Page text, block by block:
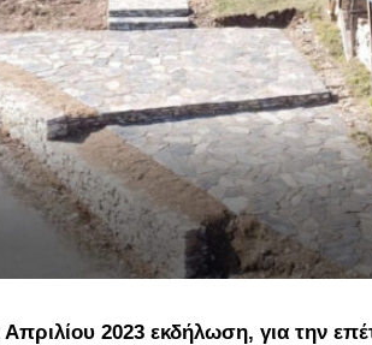
2023 εκδήλωση, για την